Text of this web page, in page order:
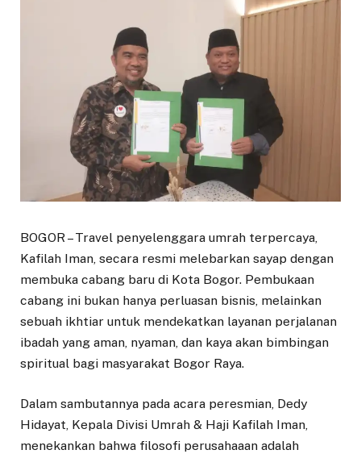
BOGOR – Travel penyelenggara umrah terpercaya,
Kafilah Iman, secara resmi melebarkan sayap dengan
membuka cabang baru di Kota Bogor. Pembukaan
cabang ini bukan hanya perluasan bisnis, melainkan
sebuah ikhtiar untuk mendekatkan layanan perjalanan
ibadah yang aman, nyaman, dan kaya akan bimbingan
spiritual bagi masyarakat Bogor Raya.
Dalam sambutannya pada acara peresmian, Dedy
Hidayat, Kepala Divisi Umrah & Haji Kafilah Iman,
menekankan bahwa filosofi perusahaaan adalah